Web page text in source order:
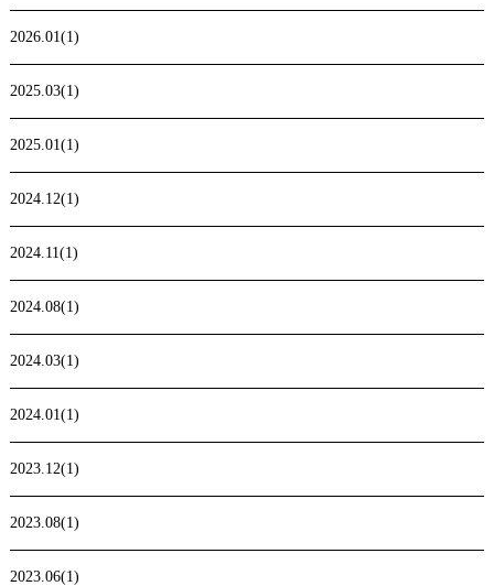
2026.01(1)
2025.03(1)
2025.01(1)
2024.12(1)
2024.11(1)
2024.08(1)
2024.03(1)
2024.01(1)
2023.12(1)
2023.08(1)
2023.06(1)